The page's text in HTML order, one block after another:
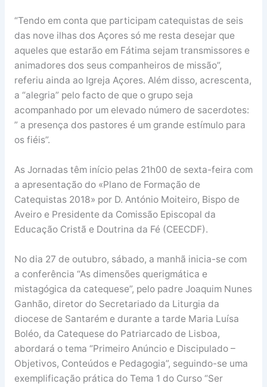
“Tendo em conta que participam catequistas de seis
das nove ilhas dos Açores só me resta desejar que
aqueles que estarão em Fátima sejam transmissores e
animadores dos seus companheiros de missão”,
referiu ainda ao Igreja Açores. Além disso, acrescenta,
a “alegria” pelo facto de que o grupo seja
acompanhado por um elevado número de sacerdotes:
” a presença dos pastores é um grande estímulo para
os fiéis”.
As Jornadas têm início pelas 21h00 de sexta-feira com
a apresentação do «Plano de Formação de
Catequistas 2018» por D. António Moiteiro, Bispo de
Aveiro e Presidente da Comissão Episcopal da
Educação Cristã e Doutrina da Fé (CEECDF).
No dia 27 de outubro, sábado, a manhã inicia-se com
a conferência “As dimensões querigmática e
mistagógica da catequese”, pelo padre Joaquim Nunes
Ganhão, diretor do Secretariado da Liturgia da
diocese de Santarém e durante a tarde Maria Luísa
Boléo, da Catequese do Patriarcado de Lisboa,
abordará o tema “Primeiro Anúncio e Discipulado –
Objetivos, Conteúdos e Pedagogia”, seguindo-se uma
exemplificação prática do Tema 1 do Curso “Ser